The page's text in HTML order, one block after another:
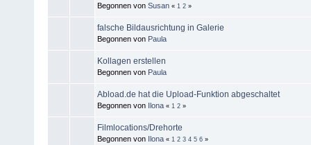
Begonnen von Susan « 1 2 »
falsche Bildausrichtung in Galerie
Begonnen von Paula
Kollagen erstellen
Begonnen von Paula
Abload.de hat die Upload-Funktion abgeschaltet
Begonnen von Ilona « 1 2 »
Filmlocations/Drehorte
Begonnen von Ilona « 1 2 3 4 5 6 »